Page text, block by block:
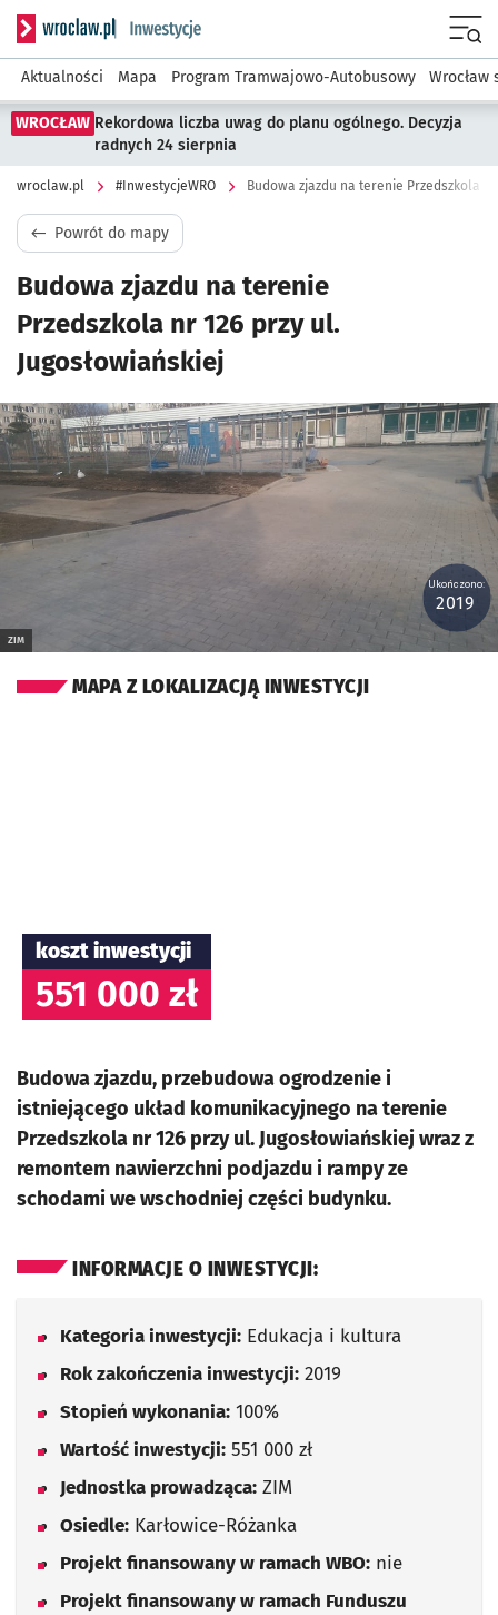
Serwis informacyjny wroclaw.pl podserwis:
Aktualności Mapa Program Tramwajowo-Autobusowy Wrocław
WROCŁAW Rekordowa liczba uwag do planu ogólnego. Decyzja
radnych 24 sierpnia
wroclaw.pl #InwestycjeWRO Budowa zjazdu na terenie Przedszkola
Powrót do mapy
Budowa zjazdu na terenie
Przedszkola nr 126 przy ul.
Jugosłowiańskiej
Kliknij, aby powiększyć
ZIM
Ukończono:
2019
MAPA Z LOKALIZACJĄ INWESTYCJI
koszt inwestycji
551 000 zł
Budowa zjazdu, przebudowa ogrodzenie i
istniejącego układ komunikacyjnego na terenie
Przedszkola nr 126 przy ul. Jugosłowiańskiej wraz z
remontem nawierzchni podjazdu i rampy ze
schodami we wschodniej części budynku.
INFORMACJE O INWESTYCJI:
Kategoria inwestycji: Edukacja i kultura
Rok zakończenia inwestycji: 2019
Stopień wykonania: 100%
Wartość inwestycji: 551 000 zł
Jednostka prowadząca: ZIM
Osiedle: Karłowice-Różanka
Projekt finansowany w ramach WBO: nie
Projekt finansowany w ramach Funduszu